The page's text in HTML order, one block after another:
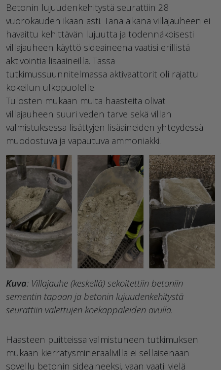
Betonin lujuudenkehitystä seurattiin 28
vuorokauden ikään asti. Tänä aikana villajauheen ei
havaittu kehittävän lujuutta ja todennäköisesti
villajauheen käyttö sideaineena vaatisi erillistä
aktivointia lisäaineilla. Tässä
tutkimussuunnitelmassa aktivaattorit oli rajattu
kokeilun ulkopuolelle.
Tulosten mukaan muita haasteita olivat
villajauheen suuri veden tarve sekä villan
valmistuksessa lisättyjen lisäaineiden yhteydessä
muodostuva ja vapautuva ammoniakki.
Kuva: Villajauhe (keskellä) sekoitettiin betoniin
sementin tapaan ja betonin lujuudenkehitystä
seurattiin valettujen koekappaleiden avulla.
Haasteen puitteissa valmistuneen tutkimuksen
mukaan kierrätysmineraalivilla ei sellaisenaan
sovellu betonin sideaineeksi, vaan vaatii vielä